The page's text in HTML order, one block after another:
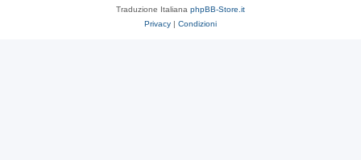
Traduzione Italiana phpBB-Store.it
Privacy | Condizioni